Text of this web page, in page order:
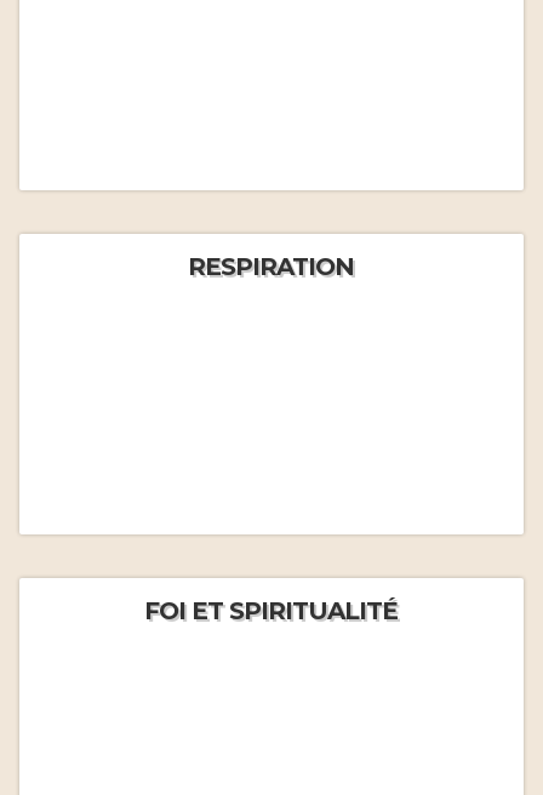
RESPIRATION
FOI ET SPIRITUALITÉ